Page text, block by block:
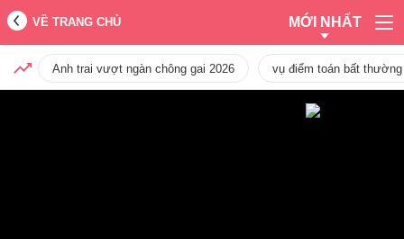
VỀ TRANG CHỦ MỚI NHẤT
Anh trai vượt ngàn chông gai 2026 vụ điểm toán bất